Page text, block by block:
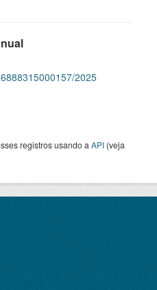
2025
registros usando a API (veja